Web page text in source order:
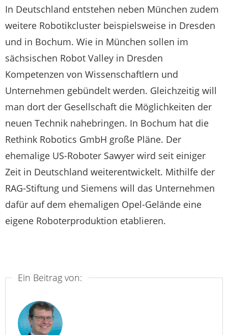
In Deutschland entstehen neben München zudem
weitere Robotikcluster beispielsweise in Dresden
und in Bochum. Wie in München sollen im
sächsischen Robot Valley in Dresden
Kompetenzen von Wissenschaftlern und
Unternehmen gebündelt werden. Gleichzeitig will
man dort der Gesellschaft die Möglichkeiten der
neuen Technik nahebringen. In Bochum hat die
Rethink Robotics GmbH große Pläne. Der
ehemalige US-Roboter Sawyer wird seit einiger
Zeit in Deutschland weiterentwickelt. Mithilfe der
RAG-Stiftung und Siemens will das Unternehmen
dafür auf dem ehemaligen Opel-Gelände eine
eigene Roboterproduktion etablieren.
Ein Beitrag von: